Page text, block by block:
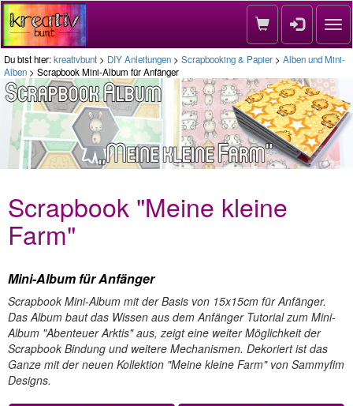
Du bist hier:kreativbunt > DIY Anleitungen > Scrapbooking & Papier > Alben und Mini-
Alben > Scrapbook Mini-Album für Anfänger
Scrapbook "Meine kleine
Farm"
Mini-Album für Anfänger
Scrapbook Mini-Album mit der Basis von 15x15cm für Anfänger.
Das Album baut das Wissen aus dem Anfänger Tutorial zum Mini-
Album "Abenteuer Arktis" aus, zeigt eine weiter Möglichkeit der
Scrapbook Bindung und weitere Mechanismen. Dekoriert ist das
Ganze mit der neuen Kollektion "Meine kleine Farm" von Sammyfim
Designs.